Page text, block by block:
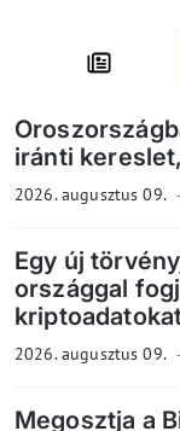
iránti
2026. augusztus 09.
Egy új
országgal
2026. augusztus 09.
Megosztja a